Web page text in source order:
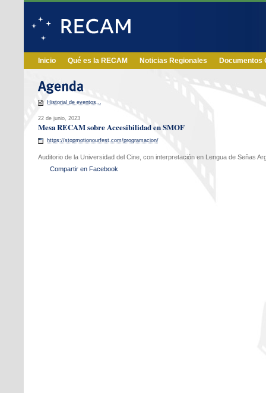
Inicio Qué es la RECAM Noticias Regionales Documentos
Historial de eventos...
22 de junio, 2023
Mesa RECAM sobre Accesibilidad en SMOF
https://stopmotionourfest.com/programacion/
Auditorio de la Universidad del Cine, con interpretación en Lengua de Señas
Compartir en Facebook